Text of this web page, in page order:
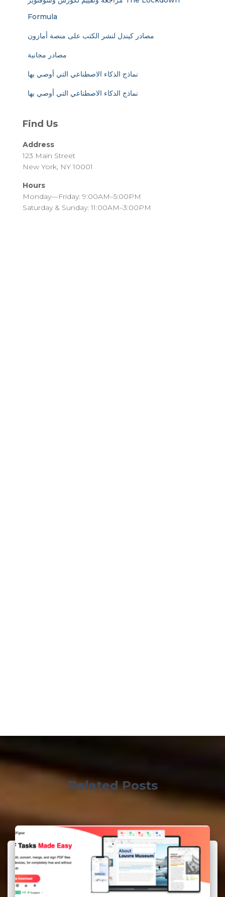
Formula
مصادر كيندل لنشر الكتب على منصة أمازون
مصادر مجانية
نماذج الذكاء الاصطناعي التي أوصي بها
نماذج الذكاء الاصطناعي التي أوصي بها
Find Us
Address
123 Main Street
New York, NY 10001
Hours
Monday—Friday: 9:00AM–5:00PM
Saturday & Sunday: 11:00AM–3:00PM
Related Posts